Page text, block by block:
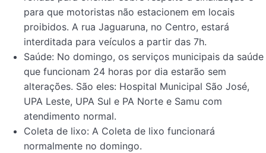
para que motoristas não estacionem em locais
proibidos. A rua Jaguaruna, no Centro, estará
interditada para veículos a partir das 7h.
Saúde: No domingo, os serviços municipais da saúde
que funcionam 24 horas por dia estarão sem
alterações. São eles: Hospital Municipal São José,
UPA Leste, UPA Sul e PA Norte e Samu com
atendimento normal.
Coleta de lixo: A Coleta de lixo funcionará
normalmente no domingo.